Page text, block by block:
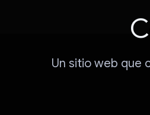
Un sitio web que